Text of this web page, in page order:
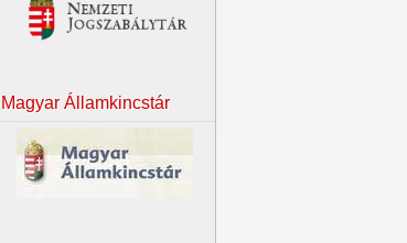
Magyar Államkincstár